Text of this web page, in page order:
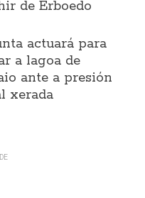
de Erboedo
actuará para
a lagoa de
ante a presión
xerada